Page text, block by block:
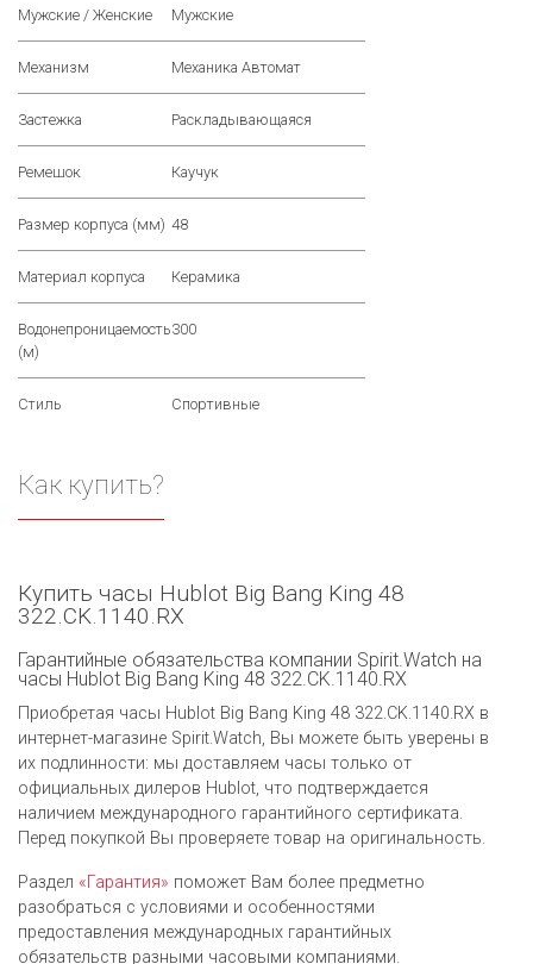
Мужские / Женские Мужские
Механизм Механика Автомат
Застежка Раскладывающаяся
Ремешок Каучук
Размер корпуса (мм) 48
Материал корпуса Керамика
Водонепроницаемость
(м)
300
Стиль Спортивные
Как купить?
Купить часы Hublot Big Bang King 48
322.CK.1140.RX
Гарантийные обязательства компании Spirit.Watch на
часы Hublot Big Bang King 48 322.CK.1140.RX
Приобретая часы Hublot Big Bang King 48 322.CK.1140.RX в
интернет-магазине Spirit.Watch, Вы можете быть уверены в
их подлинности: мы доставляем часы только от
официальных дилеров Hublot, что подтверждается
наличием международного гарантийного сертификата.
Перед покупкой Вы проверяете товар на оригинальность.
Раздел «Гарантия» поможет Вам более предметно
разобраться с условиями и особенностями
предоставления международных гарантийных
обязательств разными часовыми компаниями.